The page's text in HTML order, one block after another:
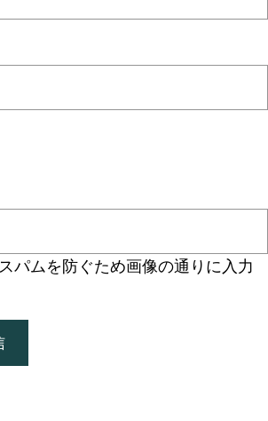
スパムを防ぐため画像の通りに入力